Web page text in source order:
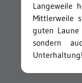
Langeweile
Mittlerweile
guten
sondern
Unterhaltung!